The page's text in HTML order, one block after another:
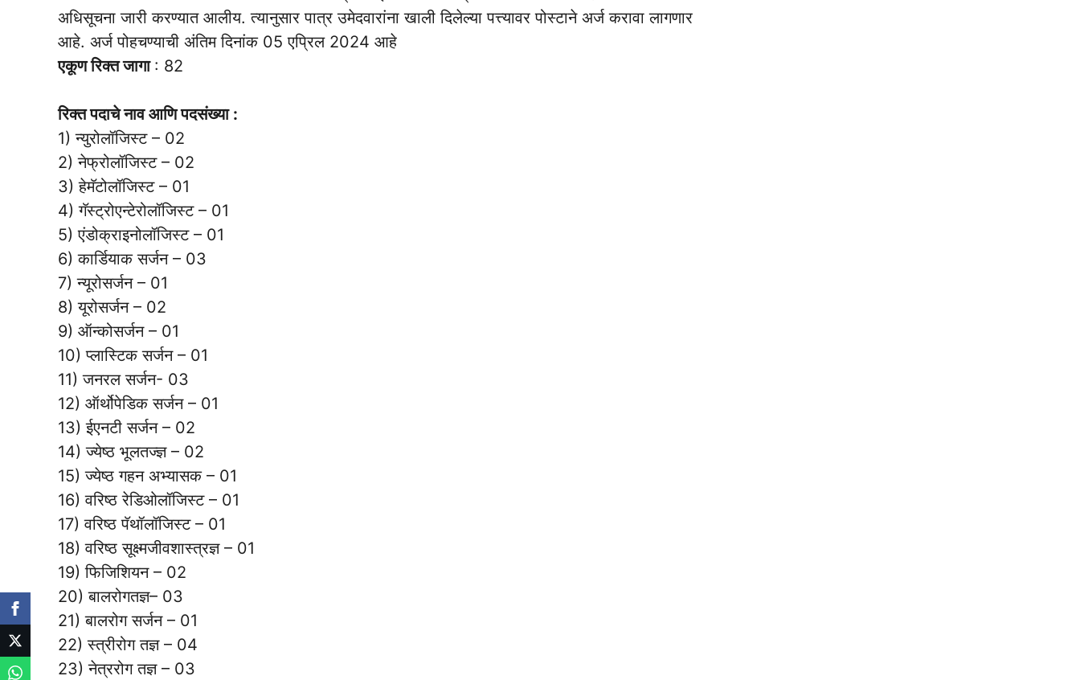
अधिसूचना जारी करण्यात आलीय. त्यानुसार पात्र उमेदवारांना खाली दिलेल्या पत्त्यावर पोस्टाने अर्ज करावा लागणार
आहे. अर्ज पोहचण्याची अंतिम दिनांक 05 एप्रिल 2024 आहे
एकूण रिक्त जागा : 82
रिक्त पदाचे नाव आणि पदसंख्या :
1) न्युरोलॉजिस्ट – 02
2) नेफ्रोलॉजिस्ट – 02
3) हेमॅटोलॉजिस्ट – 01
4) गॅस्ट्रोएन्टेरोलॉजिस्ट – 01
5) एंडोक्राइनोलॉजिस्ट – 01
6) कार्डियाक सर्जन – 03
7) न्यूरोसर्जन – 01
8) यूरोसर्जन – 02
9) ऑन्कोसर्जन – 01
10) प्लास्टिक सर्जन – 01
11) जनरल सर्जन- 03
12) ऑर्थोपेडिक सर्जन – 01
13) ईएनटी सर्जन – 02
14) ज्येष्ठ भूलतज्ज्ञ – 02
15) ज्येष्ठ गहन अभ्यासक – 01
16) वरिष्ठ रेडिओलॉजिस्ट – 01
17) वरिष्ठ पॅथॉलॉजिस्ट – 01
18) वरिष्ठ सूक्ष्मजीवशास्त्रज्ञ – 01
19) फिजिशियन – 02
20) बालरोगतज्ञ– 03
21) बालरोग सर्जन – 01
22) स्त्रीरोग तज्ञ – 04
23) नेत्ररोग तज्ञ – 03